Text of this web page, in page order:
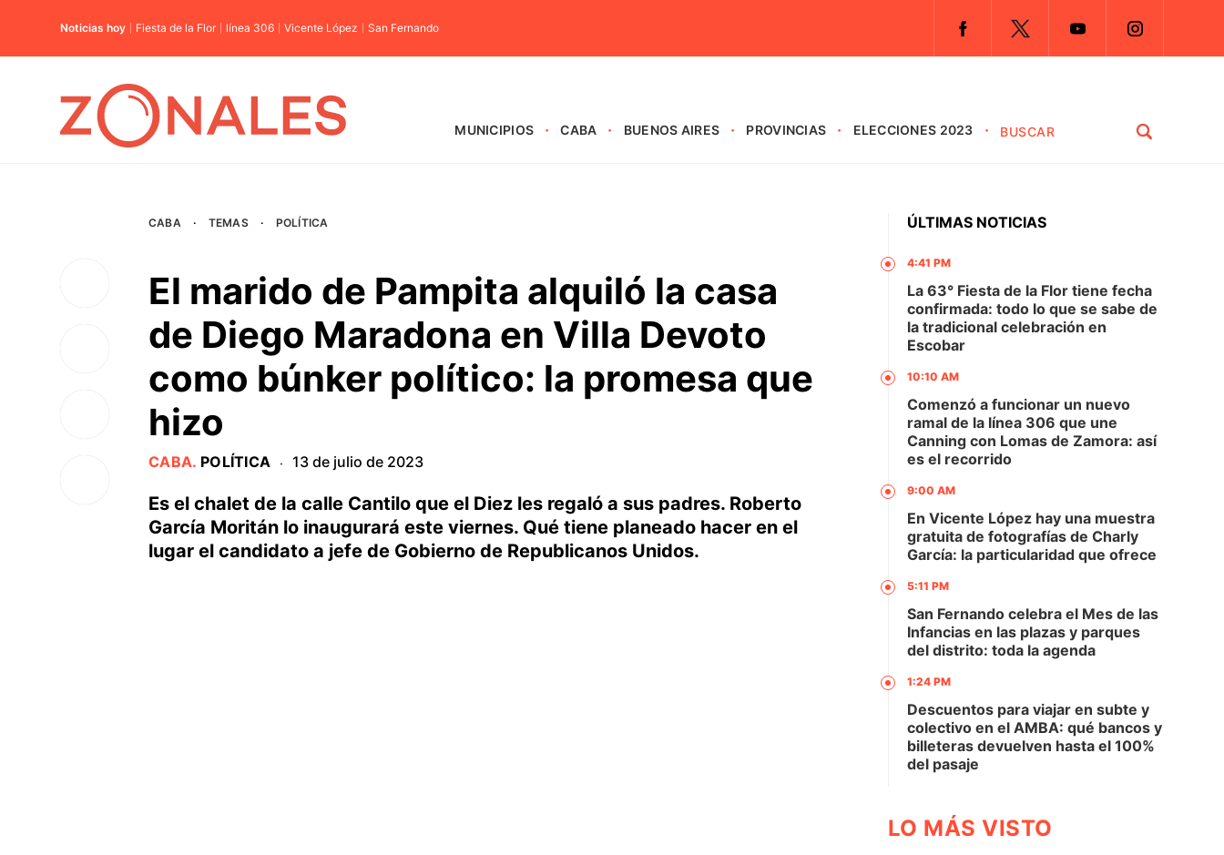
Noticias hoy Fiesta de la Flor línea 306 Vicente López San Fernando
MUNICIPIOS CABA BUENOS AIRES PROVINCIAS ELECCIONES 2023
CABA · TEMAS · POLÍTICA
El marido de Pampita alquiló la casa
de Diego Maradona en Villa Devoto
como búnker político: la promesa que
hizo
CABA. POLÍTICA · 13 de julio de 2023
Es el chalet de la calle Cantilo que el Diez les regaló a sus padres. Roberto
García Moritán lo inaugurará este viernes. Qué tiene planeado hacer en el
lugar el candidato a jefe de Gobierno de Republicanos Unidos.
ÚLTIMAS NOTICIAS
4:41 PM
La 63° Fiesta de la Flor tiene fecha
confirmada: todo lo que se sabe de
la tradicional celebración en
Escobar
10:10 AM
Comenzó a funcionar un nuevo
ramal de la línea 306 que une
Canning con Lomas de Zamora: así
es el recorrido
9:00 AM
En Vicente López hay una muestra
gratuita de fotografías de Charly
García: la particularidad que ofrece
5:11 PM
San Fernando celebra el Mes de las
Infancias en las plazas y parques
del distrito: toda la agenda
1:24 PM
Descuentos para viajar en subte y
colectivo en el AMBA: qué bancos y
billeteras devuelven hasta el 100%
del pasaje
LO MÁS VISTO